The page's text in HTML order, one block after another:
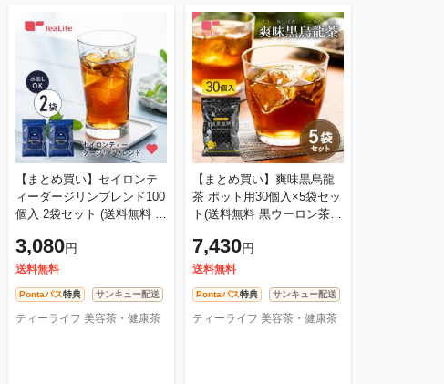
【まとめ買い】セイロンテ
ィーダージリンブレンド100
個入 2袋セット (送料無料 紅
ロン ギフト 大容量 ティー
バ
3,080円
送料無料
Pontaパス特典 サンキュー配送
ティーライフ 美容茶・健康茶
【まとめ買い】爽味黒烏龍
茶 ポット用30個入×5袋セッ
ト(送料無料 黒ウーロン茶
イエット茶 糖質ゼロ 脂質ゼ
7,430円
送料無料
Pontaパス特典 サンキュー配送
ティーライフ 美容茶・健康茶